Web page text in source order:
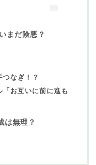
まだ険悪？
なぎ！？
お互いに前に進も
は無理？